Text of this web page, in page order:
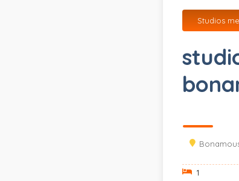
Studios
1